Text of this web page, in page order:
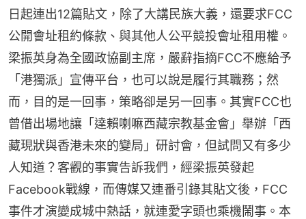
日起連出12篇貼文，除了大講民族大義，還要求FCC
公開會址租約條款、與其他人公平競投會址租用權。
梁振英身為全國政協副主席，嚴辭指摘FCC不應給予
「港獨派」宣傳平台，也可以說是履行其職務；然
而，目的是一回事，策略卻是另一回事。其實FCC也
曾借出場地讓「達賴喇嘛西藏宗教基金會」舉辦「西
藏現狀與香港未來的變局」研討會，但試問又有多少
人知道？客觀的事實告訴我們，經梁振英發起
Facebook戰線，而傳媒又連番引錄其貼文後，FCC
事件才演變成城中熱話，就連愛字頭也乘機鬧事。本